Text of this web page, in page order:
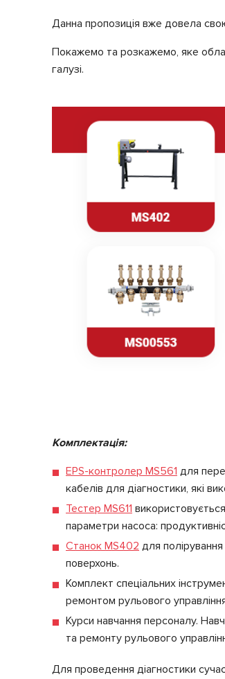
Данна пропозиція вже довела
Покажемо та розкажемо, яке
галузі.
Комплектація:
EPS-контролер MS561 для
кабелів для діагностики, які
Тестер MS611
параметри насоса:
Станок MS402 для
поверхонь.
Комплект спеціальних
ремонтом рульового
Курси навчання персоналу.
та ремонту рульового
Для проведення діагностики